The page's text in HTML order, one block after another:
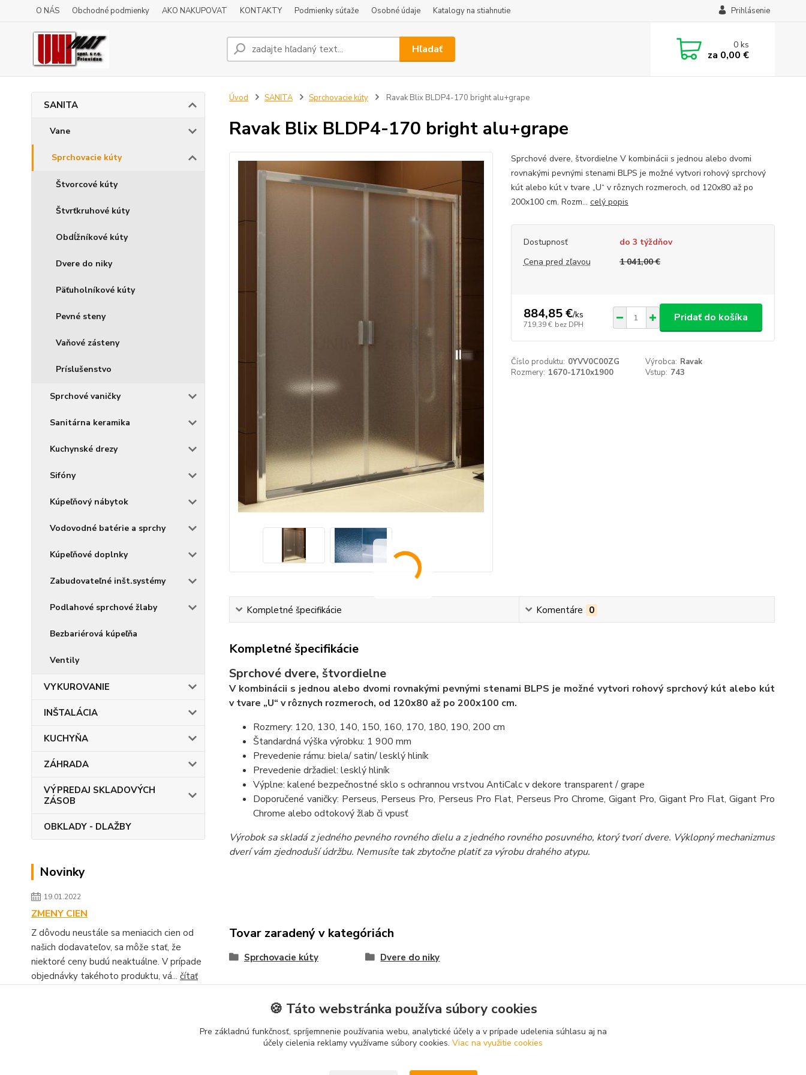
O NÁS Obchodné podmienky AKO NAKUPOVAT KONTAKTY Podmienky súťaže Osobné údaje Katalogy na stiahnutie Prihlásenie
Hľadať 0ks
za 0,00 €
SANITA
Vane
Sprchovacie kúty
Štvorcové kúty
Štvrťkruhové kúty
Obdĺžníkové kúty
Dvere do niky
Päťuholníkové kúty
Pevné steny
Vaňové zásteny
Príslušenstvo
Sprchové vaničky
Sanitárna keramika
Kuchynské drezy
Sifóny
Kúpeľňový nábytok
Vodovodné batérie a sprchy
Kúpeľňové doplnky
Zabudovateľné inšt.systémy
Podlahové sprchové žlaby
Bezbariérová kúpeľňa
Ventily
VYKUROVANIE
INŠTALÁCIA
KUCHYŇA
ZÁHRADA
VÝPREDAJ SKLADOVÝCH
ZÁSOB
OBKLADY - DLAŽBY
Novinky
19.01.2022
ZMENY CIEN
Z dôvodu neustále sa meniacich cien od
našich dodavateľov, sa môže stať, že
niektoré ceny budú neaktuálne. V prípade
objednávky takéhoto produktu, vá... čítať
Úvod SANITA Sprchovacie kúty Ravak Blix BLDP4-170 bright alu+grape
Ravak Blix BLDP4-170 bright alu+grape
Sprchové dvere, štvordielne V kombinácii s jednou alebo dvomi
rovnakými pevnými stenami BLPS je možné vytvori rohový sprchový
kút alebo kút v tvare „U“ v rôznych rozmeroch, od 120x80 až po
200x100 cm. Rozm... celý popis
Dostupnosť
do 3 týždňov
Cena pred zľavou
1 041,00 €
884,85 €/ks
719,39 € bez DPH
Pridať do košíka
Číslo produktu: 0YVV0C00ZG Výrobca: Ravak
Rozmery: 1670-1710x1900 Vstup: 743
Kompletné špecifikácie Komentáre 0
Kompletné špecifikácie
Sprchové dvere, štvordielne
V kombinácii s jednou alebo dvomi rovnakými pevnými stenami BLPS je možné vytvori rohový sprchový kút alebo kút
v tvare „U“ v rôznych rozmeroch, od 120x80 až po 200x100 cm.
Rozmery: 120, 130, 140, 150, 160, 170, 180, 190, 200 cm
Štandardná výška výrobku: 1 900 mm
Prevedenie rámu: biela/ satin/ lesklý hliník
Prevedenie držadiel: lesklý hliník
Výplne: kalené bezpečnostné sklo s ochrannou vrstvou AntiCalc v dekore transparent / grape
Doporučené vaničky: Perseus, Perseus Pro, Perseus Pro Flat, Perseus Pro Chrome, Gigant Pro, Gigant Pro Flat, Gigant Pro
Chrome alebo odtokový žlab či vpusť
Výrobok sa skladá z jedného pevného rovného dielu a z jedného rovného posuvného, ktorý tvorí dvere. Výklopný mechanizmus
dverí vám zjednoduší údržbu. Nemusíte tak zbytočne platiť za výrobu drahého atypu.
Tovar zaradený v kategóriách
Sprchovacie kúty Dvere do niky
🍪 Táto webstránka používa súbory cookies
Pre základnú funkčnosť, spríjemnenie používania webu, analytické účely a v prípade udelenia súhlasu aj na
účely cielenia reklamy využívame súbory cookies. Viac na využitie cookies